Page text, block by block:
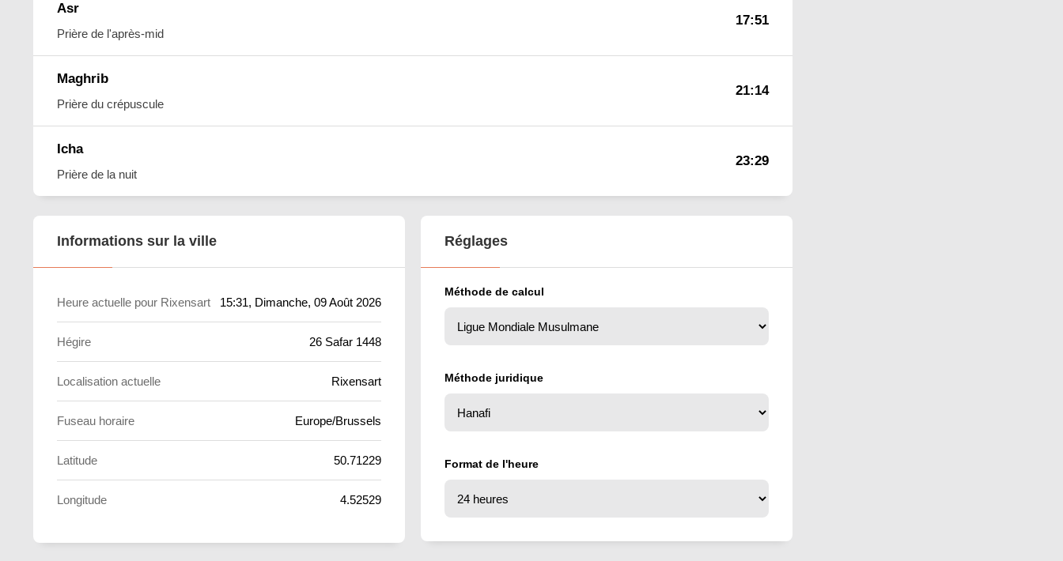
Asr
Prière de l'après-mid
17:51
Maghrib
Prière du crépuscule
21:14
Icha
Prière de la nuit
23:29
Informations sur la ville
Heure actuelle pour Rixensart 15:31, Dimanche, 09 Août 2026
Hégire 26 Safar 1448
Localisation actuelle Rixensart
Fuseau horaire Europe/Brussels
Latitude 50.71229
Longitude 4.52529
Réglages
Méthode de calcul
Méthode juridique
Format de l'heure